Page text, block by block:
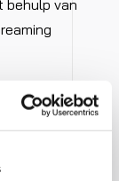
behulp van
Microsoft- of